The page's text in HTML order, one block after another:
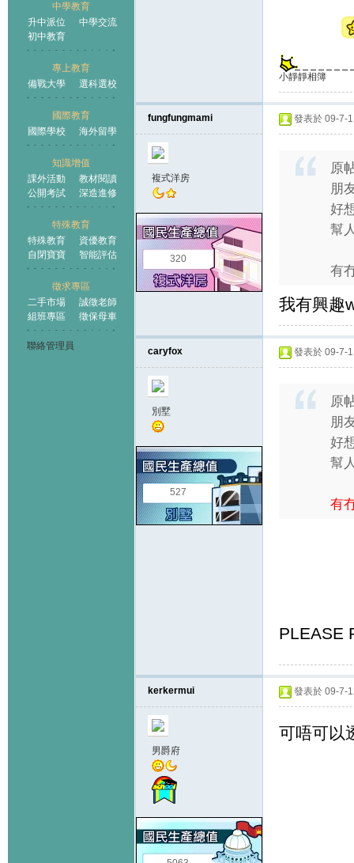
中學教育
升中派位
中學交流
初中教育
專上教育
備戰大學
選科選校
國際教育
國際學校
海外留學
知識增值
課外活動
教材閱讀
公開考試
深造進修
特殊教育
特殊教育
資優教育
自閉寶寶
智能評估
徵求專區
二手市場
誠徵老師
組班專區
徵保母車
聯絡管理員
小靜靜相簿
fungfungmami
複式洋房
320
發表於 09-7-
原
朋
好
幫
有
我有興趣
caryfox
別墅
527
發表於 09-7-
原
朋
好
幫
有
PLEASE
kerkermui
男爵府
發表於 09-7-
可唔可以